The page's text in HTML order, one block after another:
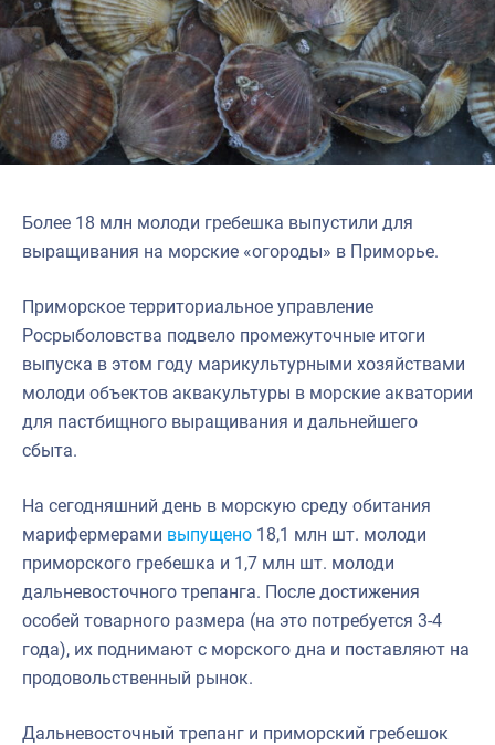
Более 18 млн молоди гребешка выпустили для
выращивания на морские «огороды» в Приморье.
Приморское территориальное управление
Росрыболовства подвело промежуточные итоги
выпуска в этом году марикультурными хозяйствами
молоди объектов аквакультуры в морские акватории
для пастбищного выращивания и дальнейшего
сбыта.
На сегодняшний день в морскую среду обитания
марифермерами выпущено 18,1 млн шт. молоди
приморского гребешка и 1,7 млн шт. молоди
дальневосточного трепанга. После достижения
особей товарного размера (на это потребуется 3-4
года), их поднимают с морского дна и поставляют на
продовольственный рынок.
Дальневосточный трепанг и приморский гребешок